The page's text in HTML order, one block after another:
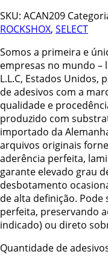
SKU: ACAN209
ROCKSHOX, SELECT
Somos a primeira e
empresas no mundo –
L.L.C, Estados Unidos,
de adesivos com a
qualidade e
produzido com
importado da
arquivos originais
aderência perfeita,
garante elevado grau
desbotamento
de alta definição.
perfeita, preservando
indicado) ou direto
Quantidade de